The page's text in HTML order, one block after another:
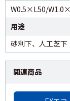
W0.5×L50/
用途
砂利下、人工芝下
関連商品